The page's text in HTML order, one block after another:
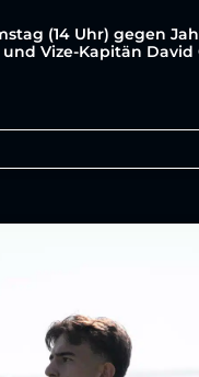
(14 Uhr) gegen
Vize-Kapitän